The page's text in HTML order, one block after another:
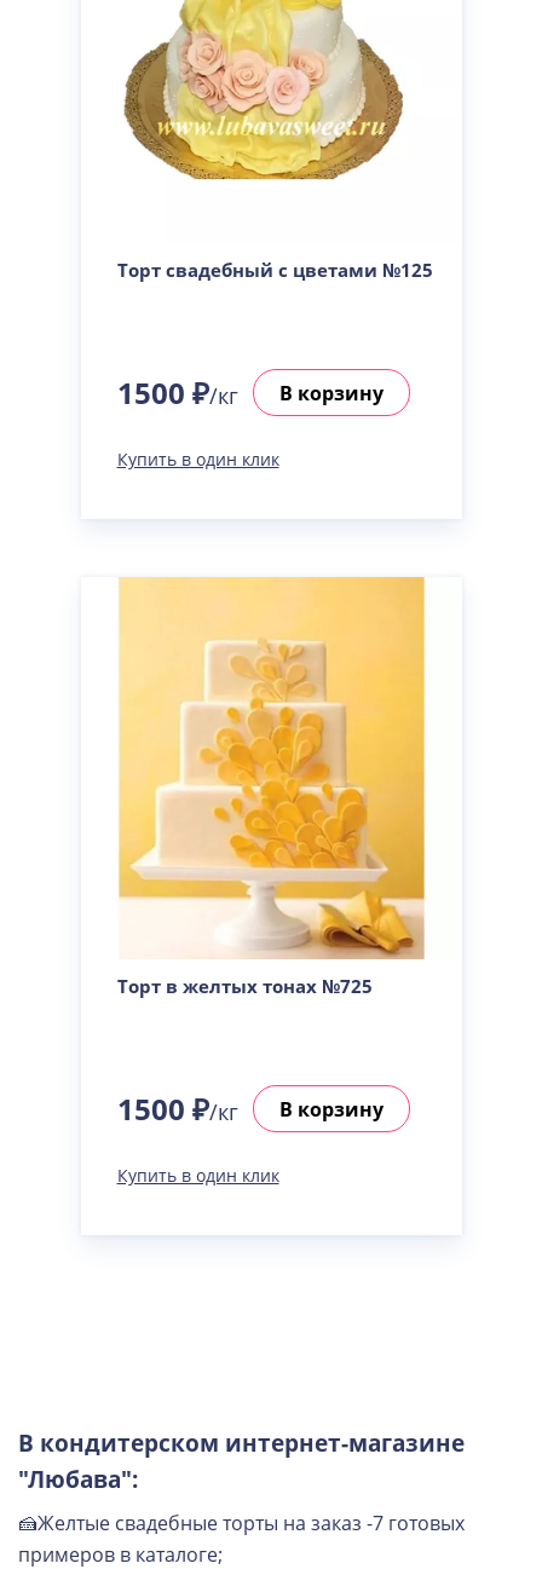
Торт свадебный с цветами №125
1500 ₽/кг В корзину
Купить в один клик
Торт в желтых тонах №725
1500 ₽/кг В корзину
Купить в один клик
В кондитерском интернет-магазине
"Любава":
🍰Желтые свадебные торты на заказ -7 готовых
примеров в каталоге;